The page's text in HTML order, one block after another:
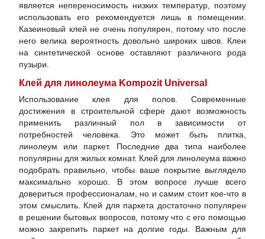
является непереносимость низких температур, поэтому
использовать его рекомендуется лишь в помещении.
Казеиновый клей не очень популярен, потому что после
него велика вероятность довольно широких швов. Клеи
на синтетической основе оставляют различного рода
пузыри.
Клей для линолеума Kompozit Universal
Использование клея для полов. Современные
достижения в строительной сфере дают возможность
применить различный пол в зависимости от
потребностей человека. Это может быть плитка,
линолеум или паркет. Последние два типа наиболее
популярны для жилых комнат. Клей для линолеума важно
подобрать правильно, чтобы ваше покрытие выглядело
максимально хорошо. В этом вопросе лучше всего
довериться профессионалам, но и самим стоит кое-что в
этом смыслить. Клей для паркета достаточно популярен
в решении бытовых вопросов, потому что с его помощью
можно закрепить паркет на долгие годы. Важным для